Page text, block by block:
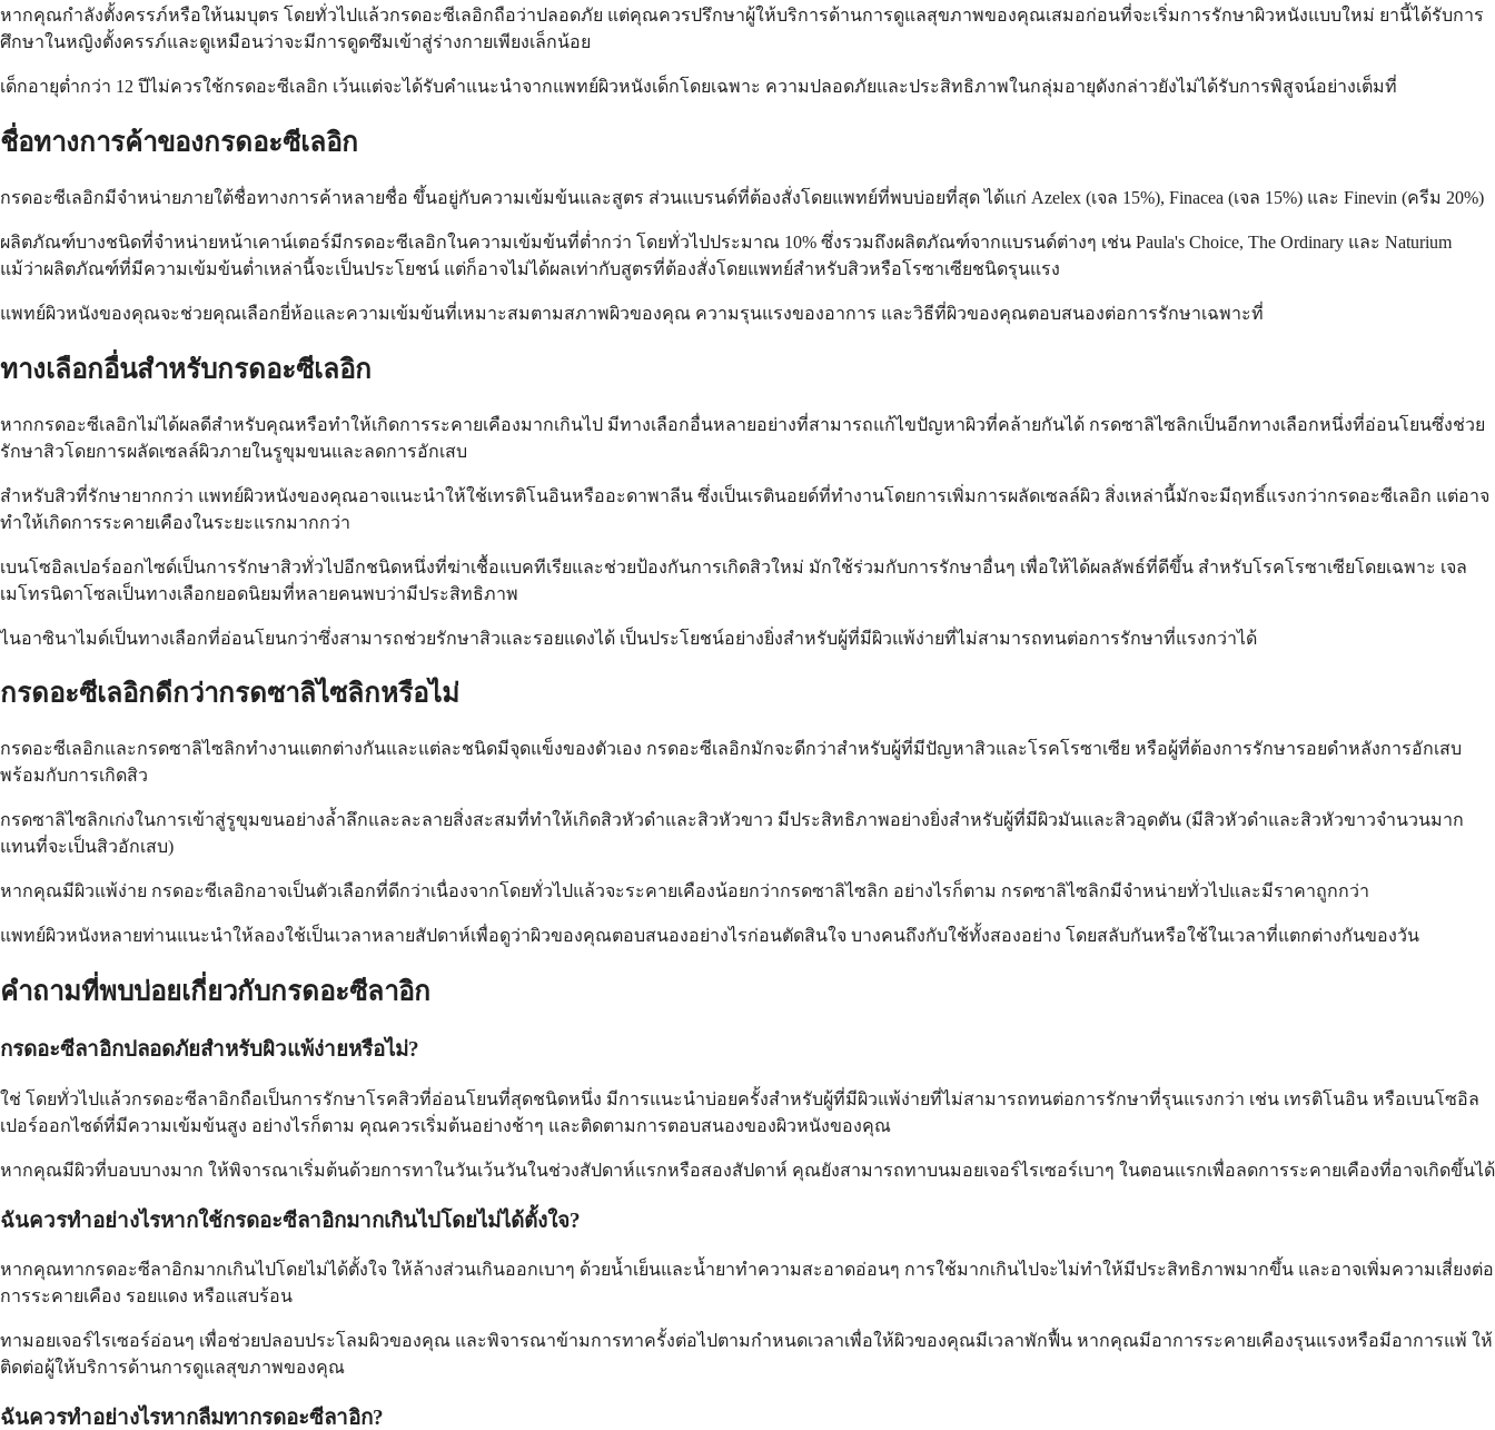
หากคุณกำลังตั้งครรภ์หรือให้นมบุตร โดยทั่วไปแล้วกรดอะซีเลอิกถือว่าปลอดภัย แต่คุณควรปรึกษาผู้ให้บริการด้านการดูแลสุขภาพของคุณเสมอก่อนที่จะเริ่มการรักษาผิวหนังแบบใหม่ ยานี้ได้รับการ
ศึกษาในหญิงตั้งครรภ์และดูเหมือนว่าจะมีการดูดซึมเข้าสู่ร่างกายเพียงเล็กน้อย
เด็กอายุต่ำกว่า 12 ปีไม่ควรใช้กรดอะซีเลอิก เว้นแต่จะได้รับคำแนะนำจากแพทย์ผิวหนังเด็กโดยเฉพาะ ความปลอดภัยและประสิทธิภาพในกลุ่มอายุดังกล่าวยังไม่ได้รับการพิสูจน์อย่างเต็มที่
ชื่อทางการค้าของกรดอะซีเลอิก
กรดอะซีเลอิกมีจำหน่ายภายใต้ชื่อทางการค้าหลายชื่อ ขึ้นอยู่กับความเข้มข้นและสูตร ส่วนแบรนด์ที่ต้องสั่งโดยแพทย์ที่พบบ่อยที่สุด ได้แก่ Azelex (เจล 15%), Finacea (เจล 15%) และ Finevin (ครีม 20%)
ผลิตภัณฑ์บางชนิดที่จำหน่ายหน้าเคาน์เตอร์มีกรดอะซีเลอิกในความเข้มข้นที่ต่ำกว่า โดยทั่วไปประมาณ 10% ซึ่งรวมถึงผลิตภัณฑ์จากแบรนด์ต่างๆ เช่น Paula's Choice, The Ordinary และ Naturium
แม้ว่าผลิตภัณฑ์ที่มีความเข้มข้นต่ำเหล่านี้จะเป็นประโยชน์ แต่ก็อาจไม่ได้ผลเท่ากับสูตรที่ต้องสั่งโดยแพทย์สำหรับสิวหรือโรซาเซียชนิดรุนแรง
แพทย์ผิวหนังของคุณจะช่วยคุณเลือกยี่ห้อและความเข้มข้นที่เหมาะสมตามสภาพผิวของคุณ ความรุนแรงของอาการ และวิธีที่ผิวของคุณตอบสนองต่อการรักษาเฉพาะที่
ทางเลือกอื่นสำหรับกรดอะซีเลอิก
หากกรดอะซีเลอิกไม่ได้ผลดีสำหรับคุณหรือทำให้เกิดการระคายเคืองมากเกินไป มีทางเลือกอื่นหลายอย่างที่สามารถแก้ไขปัญหาผิวที่คล้ายกันได้ กรดซาลิไซลิกเป็นอีกทางเลือกหนึ่งที่อ่อนโยนซึ่งช่วย
รักษาสิวโดยการผลัดเซลล์ผิวภายในรูขุมขนและลดการอักเสบ
สำหรับสิวที่รักษายากกว่า แพทย์ผิวหนังของคุณอาจแนะนำให้ใช้เทรติโนอินหรืออะดาพาลีน ซึ่งเป็นเรตินอยด์ที่ทำงานโดยการเพิ่มการผลัดเซลล์ผิว สิ่งเหล่านี้มักจะมีฤทธิ์แรงกว่ากรดอะซีเลอิก แต่อาจ
ทำให้เกิดการระคายเคืองในระยะแรกมากกว่า
เบนโซอิลเปอร์ออกไซด์เป็นการรักษาสิวทั่วไปอีกชนิดหนึ่งที่ฆ่าเชื้อแบคทีเรียและช่วยป้องกันการเกิดสิวใหม่ มักใช้ร่วมกับการรักษาอื่นๆ เพื่อให้ได้ผลลัพธ์ที่ดีขึ้น สำหรับโรคโรซาเซียโดยเฉพาะ เจล
เมโทรนิดาโซลเป็นทางเลือกยอดนิยมที่หลายคนพบว่ามีประสิทธิภาพ
ไนอาซินาไมด์เป็นทางเลือกที่อ่อนโยนกว่าซึ่งสามารถช่วยรักษาสิวและรอยแดงได้ เป็นประโยชน์อย่างยิ่งสำหรับผู้ที่มีผิวแพ้ง่ายที่ไม่สามารถทนต่อการรักษาที่แรงกว่าได้
กรดอะซีเลอิกดีกว่ากรดซาลิไซลิกหรือไม่
กรดอะซีเลอิกและกรดซาลิไซลิกทำงานแตกต่างกันและแต่ละชนิดมีจุดแข็งของตัวเอง กรดอะซีเลอิกมักจะดีกว่าสำหรับผู้ที่มีปัญหาสิวและโรคโรซาเซีย หรือผู้ที่ต้องการรักษารอยดำหลังการอักเสบ
พร้อมกับการเกิดสิว
กรดซาลิไซลิกเก่งในการเข้าสู่รูขุมขนอย่างล้ำลึกและละลายสิ่งสะสมที่ทำให้เกิดสิวหัวดำและสิวหัวขาว มีประสิทธิภาพอย่างยิ่งสำหรับผู้ที่มีผิวมันและสิวอุดตัน (มีสิวหัวดำและสิวหัวขาวจำนวนมาก
แทนที่จะเป็นสิวอักเสบ)
หากคุณมีผิวแพ้ง่าย กรดอะซีเลอิกอาจเป็นตัวเลือกที่ดีกว่าเนื่องจากโดยทั่วไปแล้วจะระคายเคืองน้อยกว่ากรดซาลิไซลิก อย่างไรก็ตาม กรดซาลิไซลิกมีจำหน่ายทั่วไปและมีราคาถูกกว่า
แพทย์ผิวหนังหลายท่านแนะนำให้ลองใช้เป็นเวลาหลายสัปดาห์เพื่อดูว่าผิวของคุณตอบสนองอย่างไรก่อนตัดสินใจ บางคนถึงกับใช้ทั้งสองอย่าง โดยสลับกันหรือใช้ในเวลาที่แตกต่างกันของวัน
คำถามที่พบบ่อยเกี่ยวกับกรดอะซีลาอิก
กรดอะซีลาอิกปลอดภัยสำหรับผิวแพ้ง่ายหรือไม่?
ใช่ โดยทั่วไปแล้วกรดอะซีลาอิกถือเป็นการรักษาโรคสิวที่อ่อนโยนที่สุดชนิดหนึ่ง มีการแนะนำบ่อยครั้งสำหรับผู้ที่มีผิวแพ้ง่ายที่ไม่สามารถทนต่อการรักษาที่รุนแรงกว่า เช่น เทรติโนอิน หรือเบนโซอิล
เปอร์ออกไซด์ที่มีความเข้มข้นสูง อย่างไรก็ตาม คุณควรเริ่มต้นอย่างช้าๆ และติดตามการตอบสนองของผิวหนังของคุณ
หากคุณมีผิวที่บอบบางมาก ให้พิจารณาเริ่มต้นด้วยการทาในวันเว้นวันในช่วงสัปดาห์แรกหรือสองสัปดาห์ คุณยังสามารถทาบนมอยเจอร์ไรเซอร์เบาๆ ในตอนแรกเพื่อลดการระคายเคืองที่อาจเกิดขึ้นได้
ฉันควรทำอย่างไรหากใช้กรดอะซีลาอิกมากเกินไปโดยไม่ได้ตั้งใจ?
หากคุณทากรดอะซีลาอิกมากเกินไปโดยไม่ได้ตั้งใจ ให้ล้างส่วนเกินออกเบาๆ ด้วยน้ำเย็นและน้ำยาทำความสะอาดอ่อนๆ การใช้มากเกินไปจะไม่ทำให้มีประสิทธิภาพมากขึ้น และอาจเพิ่มความเสี่ยงต่อ
การระคายเคือง รอยแดง หรือแสบร้อน
ทามอยเจอร์ไรเซอร์อ่อนๆ เพื่อช่วยปลอบประโลมผิวของคุณ และพิจารณาข้ามการทาครั้งต่อไปตามกำหนดเวลาเพื่อให้ผิวของคุณมีเวลาพักฟื้น หากคุณมีอาการระคายเคืองรุนแรงหรือมีอาการแพ้ ให้
ติดต่อผู้ให้บริการด้านการดูแลสุขภาพของคุณ
ฉันควรทำอย่างไรหากลืมทากรดอะซีลาอิก?